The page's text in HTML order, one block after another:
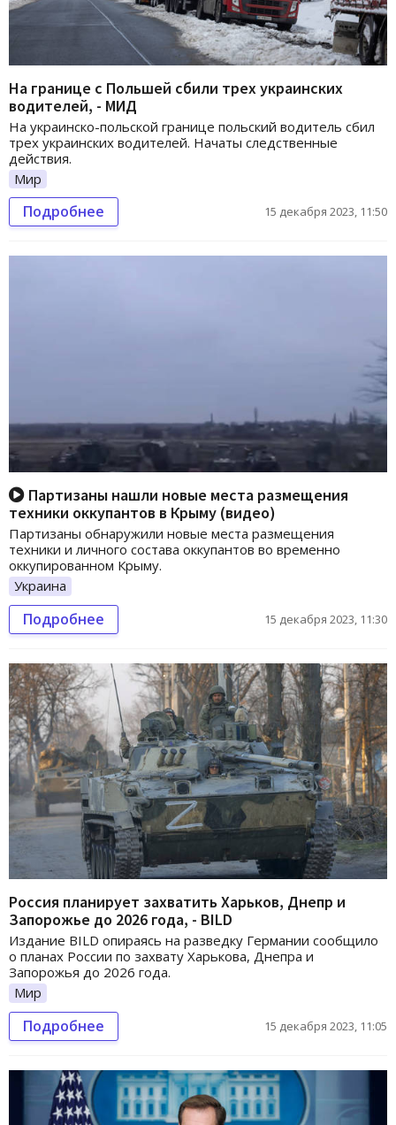
На границе с Польшей сбили трех украинских
водителей, - МИД
На украинско-польской границе польский водитель сбил
трех украинских водителей. Начаты следственные
действия.
Мир
Подробнее 15 декабря 2023, 11:50
Партизаны нашли новые места размещения
техники оккупантов в Крыму (видео)
Партизаны обнаружили новые места размещения
техники и личного состава оккупантов во временно
оккупированном Крыму.
Украина
Подробнее 15 декабря 2023, 11:30
Россия планирует захватить Харьков, Днепр и
Запорожье до 2026 года, - BILD
Издание BILD опираясь на разведку Германии сообщило
о планах России по захвату Харькова, Днепра и
Запорожья до 2026 года.
Мир
Подробнее 15 декабря 2023, 11:05